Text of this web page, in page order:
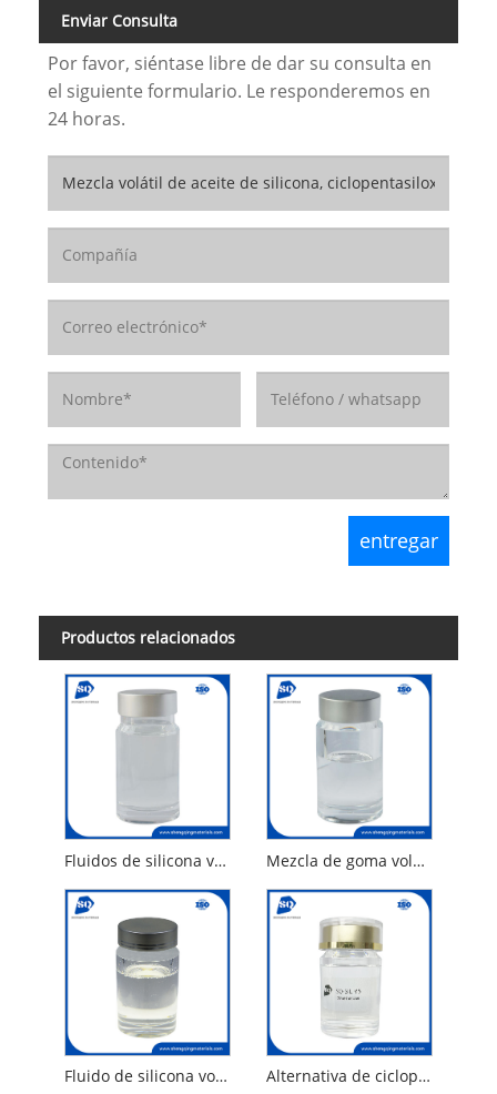
Enviar Consulta
Por favor, siéntase libre de dar su consulta en
el siguiente formulario. Le responderemos en
24 horas.
Productos relacionados
Fluidos de silicona volátiles D5 Mezcla de goma volátil, aceite de silicona, ciclopentasiloxano y dimeticonol
Fluido de silicona volátil y dimeticonol Alternativa de ciclopentasiloxano de silicona volátil